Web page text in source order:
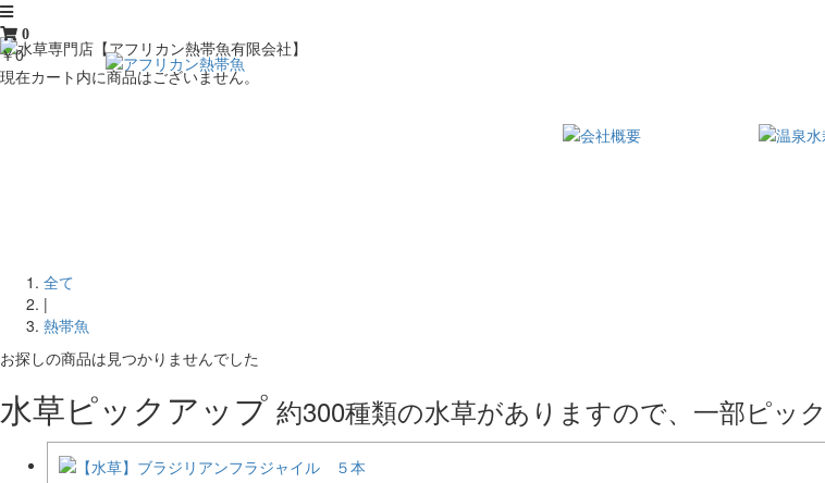
0
￥0
現在カート内に商品はございません。
全て
|
熱帯魚
お探しの商品は見つかりませんでした
水草ピックアップ 約300種類の水草がありますので、一部ピッ